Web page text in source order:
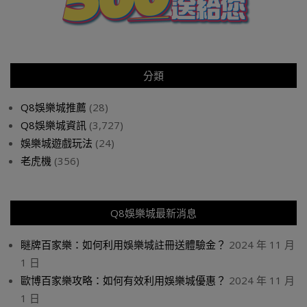
分類
Q8娛樂城推薦 (28)
Q8娛樂城資訊 (3,727)
娛樂城遊戲玩法 (24)
老虎機 (356)
Q8娛樂城最新消息
瞇牌百家樂：如何利用娛樂城註冊送體驗金？ 2024 年 11 月
1 日
歐博百家樂攻略：如何有效利用娛樂城優惠？ 2024 年 11 月
1 日